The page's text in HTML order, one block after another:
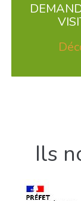
Ils